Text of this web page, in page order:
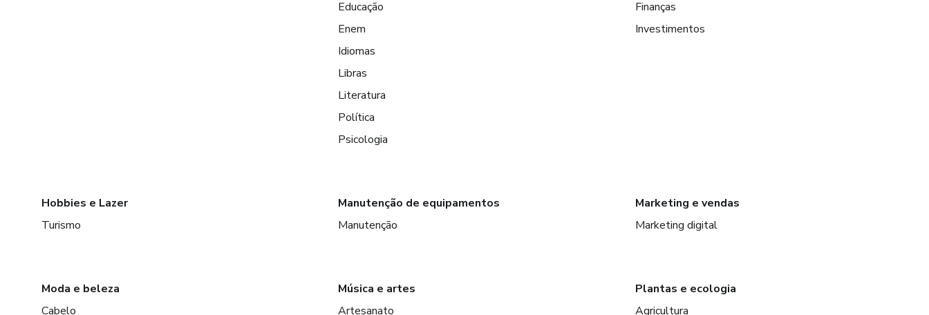
Educação
Enem
Idiomas
Libras
Literatura
Política
Psicologia
Finanças
Investimentos
Hobbies e Lazer
Turismo
Manutenção de equipamentos
Manutenção
Marketing e vendas
Marketing digital
Moda e beleza
Cabelo
Música e artes
Artesanato
Plantas e ecologia
Agricultura